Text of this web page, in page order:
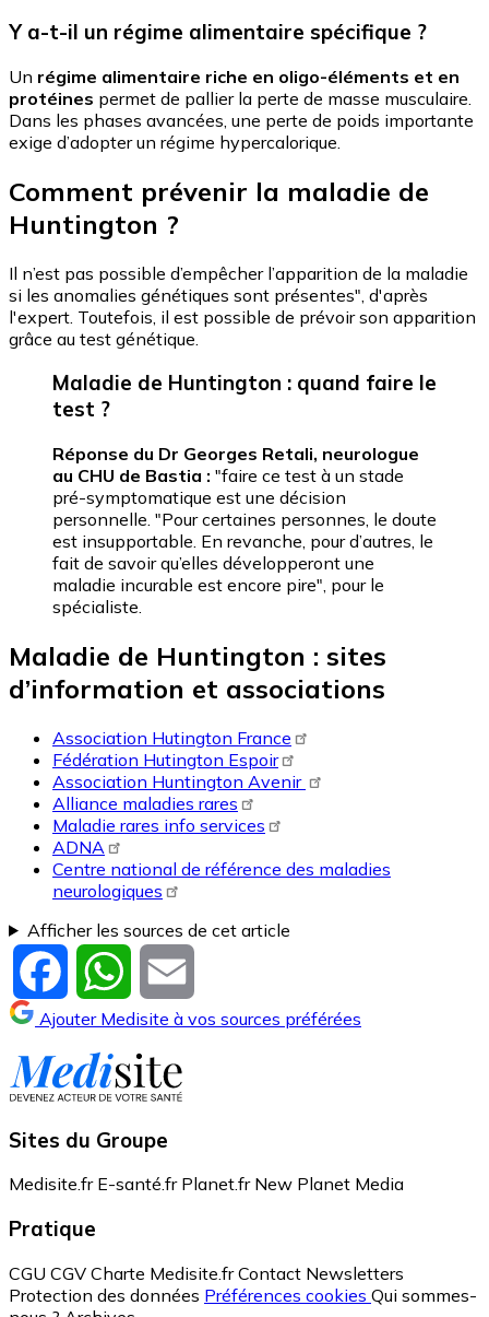
Y a-t-il un régime alimentaire spécifique ?
Un régime alimentaire riche en oligo-éléments et en
protéines permet de pallier la perte de masse musculaire.
Dans les phases avancées, une perte de poids importante
exige d’adopter un régime hypercalorique.
Comment prévenir la maladie de
Huntington ?
Il n’est pas possible d’empêcher l’apparition de la maladie
si les anomalies génétiques sont présentes", d'après
l'expert. Toutefois, il est possible de prévoir son apparition
grâce au test génétique.
Maladie de Huntington : quand faire le
test ?
Réponse du Dr Georges Retali, neurologue
au CHU de Bastia : "faire ce test à un stade
pré-symptomatique est une décision
personnelle. "Pour certaines personnes, le doute
est insupportable. En revanche, pour d’autres, le
fait de savoir qu’elles développeront une
maladie incurable est encore pire", pour le
spécialiste.
Maladie de Huntington : sites
d’information et associations
Association Hutington France
Fédération Hutington Espoir
Association Huntington Avenir
Alliance maladies rares
Maladie rares info services
ADNA
Centre national de référence des maladies
neurologiques
Afficher les sources de cet article
Facebook WhatsApp
Ajouter Medisite à vos sources préférées
Sites du Groupe
Medisite.fr E-santé.fr Planet.fr New Planet Media
Pratique
CGU CGV Charte Medisite.fr Contact Newsletters
Protection des données Préférences cookies Qui sommes-